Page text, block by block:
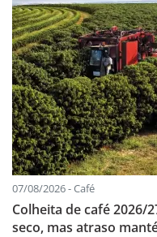
07/08/2026 - Café
Colheita de café 2026/
seco, mas atraso